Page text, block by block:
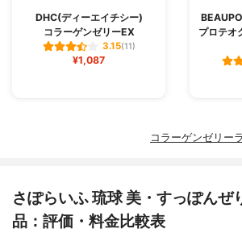
DHC(ディーエイチシー)
コラーゲンゼリーEX
3.15(11)
¥1,087
プロテオ
コラーゲンゼリー
さぽらいふ 琉球 美・すっぽんぜ
品：評価・料金比較表